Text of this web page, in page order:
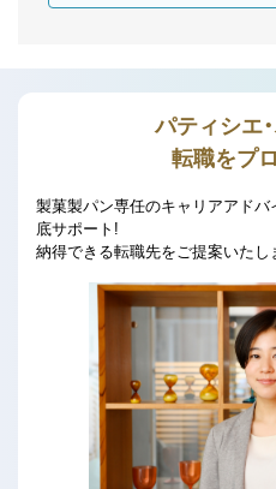
パティシエ
転職をプ
製菓製パン専任のキャリアアド
底サポート!
納得できる転職先をご提案いたし